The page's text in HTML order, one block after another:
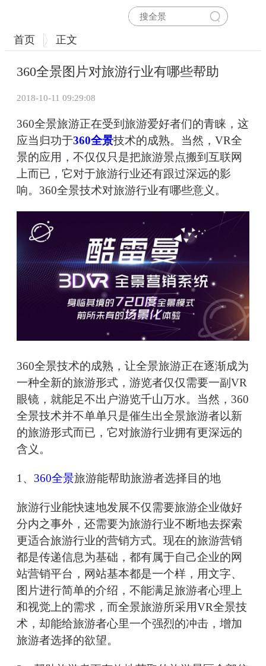
首页 正文
360全景图片对旅游行业有哪些帮助
2018-10-11 09:29:08
360全景旅游正在受到旅游爱好者们的青睐，这
应当归功于360全景技术的成熟。当然，VR全
景的应用，不仅仅只是把旅游景点搬到互联网
上而已，它对于旅游行业还有跟过深远的影
响。360全景技术对旅游行业有哪些意义。
360全景技术的成熟，让全景旅游正在逐渐成为
一种全新的旅游形式，游览者仅仅需要一副VR
眼镜，就能足不出户游览千山万水。当然，360
全景技术并不单单只是催生出全景旅游者以新
的旅游形式而已，它对旅游行业拥有更深远的
含义。
1、 360全景旅游能帮助旅游者选择目的地
旅游行业能快速地发展不仅需要旅游企业做好
分内之事外，还需要为旅游行业不断地去探索
更适合旅游行业的营销方式。现在的旅游营销
都是传递信息为基础，都有属于自己企业的网
站营销平台，网站基本都是一个样，用文字、
图片进行简单的介绍，不能满足旅游者心理上
和视觉上的需求，而全景旅游所采用VR全景技
术，却能给旅游者心里一个强烈的冲击，增加
旅游者选择的欲望。